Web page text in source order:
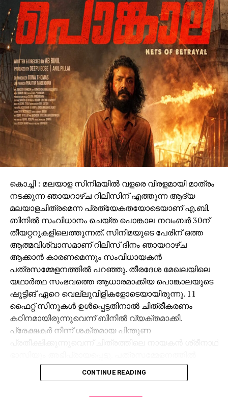
കൊച്ചി : മലയാള സിനിമയില്‍ വളരെ വിരളമായി മാത്രം
നടക്കുന്ന ഞായറാഴ്ച റിലീസിന് എത്തുന്ന ആദ്യ
മലയാളചിത്രമെന്ന പ്രത്യേകതയോടെയാണ് എ.ബി.
ബിനില്‍ സംവിധാനം ചെയ്ത പൊങ്കാല നവംബര്‍ 30ന്
തീയറ്ററുകളിലെത്തുന്നത്. സിനിമയുടെ പേരിന് ഒത്ത
ആത്മവിശ്വാസമാണ് റിലീസ് ദിനം ഞായറാഴ്ച
ആക്കാന്‍ കാരണമെന്നും സംവിധായകന്‍
പത്രസമ്മേളനത്തില്‍ പറഞ്ഞു. തീരദേശ മേഖലയിലെ
യഥാര്‍ത്ഥ സംഭവത്തെ ആധാരമാക്കിയ പൊങ്കാലയുടെ
ഷൂട്ടിങ് ഏറെ വെല്ലുവിളികളോടെയായിരുന്നു. 11
ഫൈറ്റ് സീനുകള്‍ ഉള്‍പ്പെട്ടതിനാല്‍ ചിത്രീകരണം
കഠിനമായിരുന്നുവെന്ന് ബിനില്‍ വ്യക്തമാക്കി.
പ്രേക്ഷകര്‍ നിന്ന് ശക്തമായ പിന്തുണ
ബാബുരാജ്, അലന്‍സിയര്‍, നായിക യാമി സോന,
സൂര്യാ ക്രിഷ്, ഇന്ദ്രജിത്ത് ജഗജിത്ത്, ശ്രീരംഗ്, ദാവീദ്
CONTINUE READING